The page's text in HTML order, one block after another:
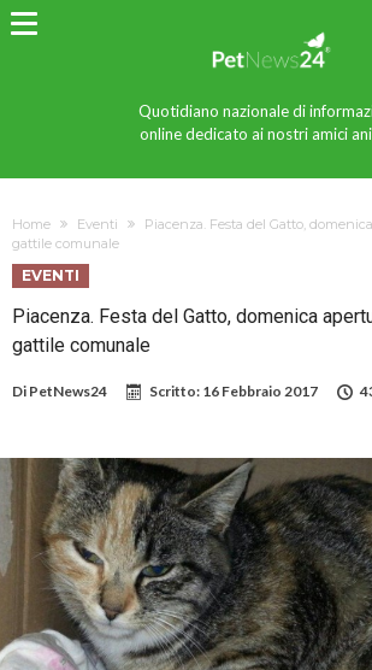
Quotidiano nazionale di
online dedicato ai nostri amici
Home Eventi
Piacenza. Festa del Gatto,
gattile comunale
EVENTI
Piacenza. Festa del Gatto, domenica
gattile comunale
Di PetNews24 Scritto: 16 Febbraio 2017